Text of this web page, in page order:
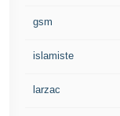
gsm
islamiste
larzac